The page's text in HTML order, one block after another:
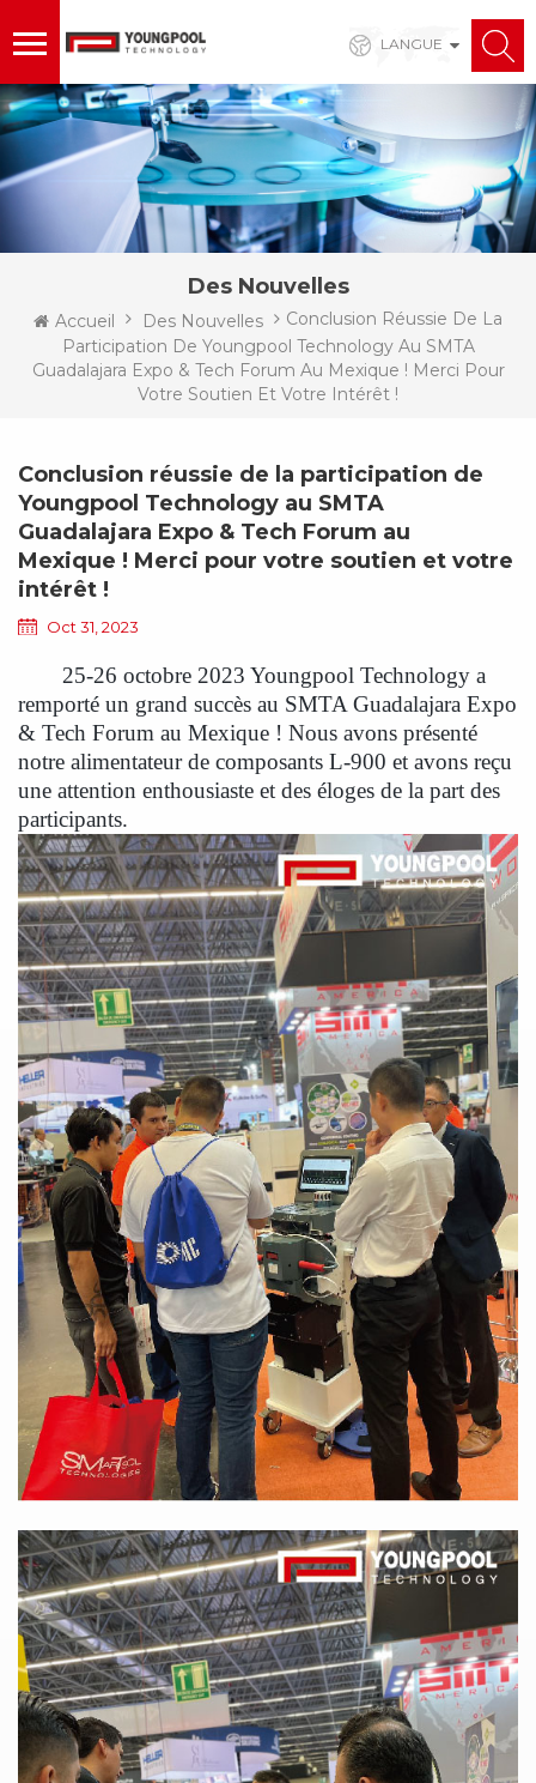
LANGUE
Des Nouvelles
Accueil Des Nouvelles
Conclusion Réussie De La
Participation De Youngpool Technology Au SMTA
Guadalajara Expo & Tech Forum Au Mexique ! Merci Pour
Votre Soutien Et Votre Intérêt !
Conclusion réussie de la participation de
Youngpool Technology au SMTA
Guadalajara Expo & Tech Forum au
Mexique ! Merci pour votre soutien et votre
intérêt !
Oct 31, 2023
25-26 octobre 2023 Youngpool Technology a
remporté un grand succès au SMTA Guadalajara Expo
& Tech Forum au Mexique ! Nous avons présenté
notre alimentateur de composants L-900 et avons reçu
une attention enthousiaste et des éloges de la part des
participants.